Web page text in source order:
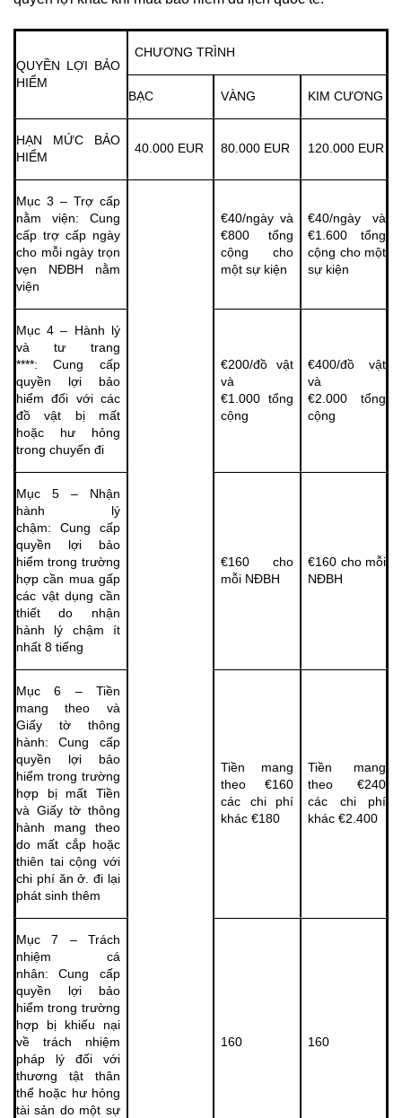
QUYỀN LỢI BẢO
HIỂM
CHƯƠNG TRÌNH
BẠC VÀNG KIM CƯƠNG
HẠN MỨC BẢO
HIỂM
40.000 EUR 80.000 EUR 120.000 EUR
Mục 3 – Trợ cấp
nằm viện: Cung
cấp trợ cấp ngày
cho mỗi ngày trọn
vẹn NĐBH nằm
viện
€40/ngày và
€800 tổng
cộng cho
một sự kiện
€40/ngày và
€1.600 tổng
cộng cho một
sự kiện
Mục 4 – Hành lý
và tư trang
****: Cung cấp
quyền lợi bảo
hiểm đối với các
đồ vật bị mất
hoặc hư hỏng
trong chuyến đi
€200/đồ vật
và
€1.000 tổng
cộng
€400/đồ vật
và
€2.000 tổng
cộng
Mục 5 – Nhận
hành lý
chậm: Cung cấp
quyền lợi bảo
hiểm trong trường
hợp cần mua gấp
các vật dụng cần
thiết do nhận
hành lý chậm ít
nhất 8 tiếng
€160 cho
mỗi NĐBH
€160 cho mỗi
NĐBH
Mục 6 – Tiền
mang theo và
Giấy tờ thông
hành: Cung cấp
quyền lợi bảo
hiểm trong trường
hợp bị mất Tiền
và Giấy tờ thông
hành mang theo
do mất cắp hoặc
thiên tai cộng với
chi phí ăn ở. đi lại
phát sinh thêm
Tiền mang
theo €160
các chi phí
khác €180
Tiền mang
theo €240
các chi phí
khác €2.400
Mục 7 – Trách
nhiệm cá
nhân: Cung cấp
quyền lợi bảo
hiểm trong trường
hợp bị khiếu nại
về trách nhiệm
pháp lý đối với
thương tật thân
thể hoặc hư hỏng
tài sản do một sự
160 160